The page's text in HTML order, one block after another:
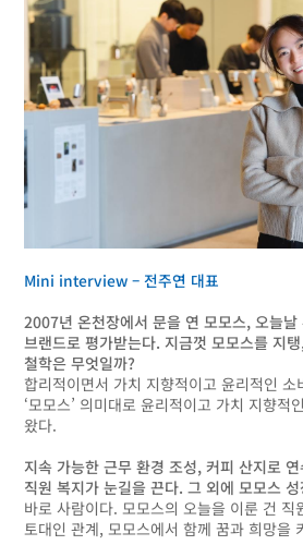
Mini interview – 전주연 대표
2007년 온천장에서 문을 연 모모스, 오늘
브랜드로 평가받는다. 지금껏 모모스를 지
철학은 무엇일까?
합리적이면서 가치 지향적이고 윤리적인
‘모모스’ 의미대로 윤리적이고 가치 지향적
왔다.
지속 가능한 근무 환경 조성, 커피 산지로
직원 복지가 눈길을 끈다. 그 외에 모모스
바로 사람이다. 모모스의 오늘을 이룬 건 직
토대인 관계, 모모스에서 함께 꿈과 희망을